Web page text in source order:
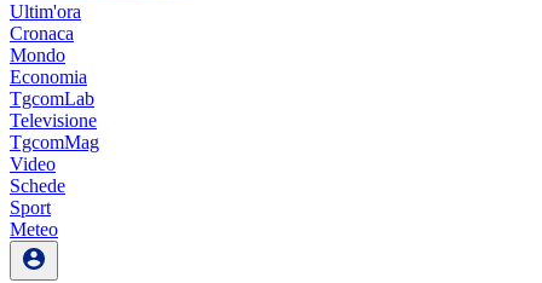
Ultim'ora
Cronaca
Mondo
Economia
TgcomLab
Televisione
TgcomMag
Video
Schede
Sport
Meteo